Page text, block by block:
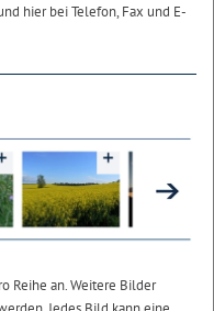
hier bei Telefon, Fax und E-
Reihe an. Weitere Bilder